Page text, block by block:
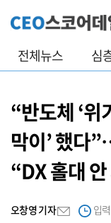
전체뉴스 심
“반도체 ‘위
막이’ 했다
“DX 홀대
오창영 기자 입